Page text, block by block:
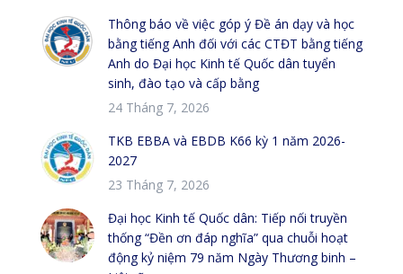
Thông báo về việc góp ý Đề án dạy và học
bằng tiếng Anh đối với các CTĐT bằng tiếng
Anh do Đại học Kinh tế Quốc dân tuyển
sinh, đào tạo và cấp bằng
24 Tháng 7, 2026
TKB EBBA và EBDB K66 kỳ 1 năm 2026-
2027
23 Tháng 7, 2026
Đại học Kinh tế Quốc dân: Tiếp nối truyền
thống “Đền ơn đáp nghĩa” qua chuỗi hoạt
động kỷ niệm 79 năm Ngày Thương binh –